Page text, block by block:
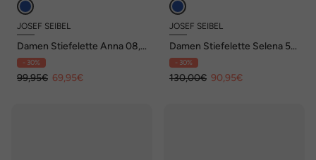
JOSEF SEIBEL
Damen Stiefelette Anna 08,
ocean
- 30%
99,95€ 69,95€
JOSEF SEIBEL
Damen Stiefelette Selena 52,
ocean
- 30%
130,00€ 90,95€